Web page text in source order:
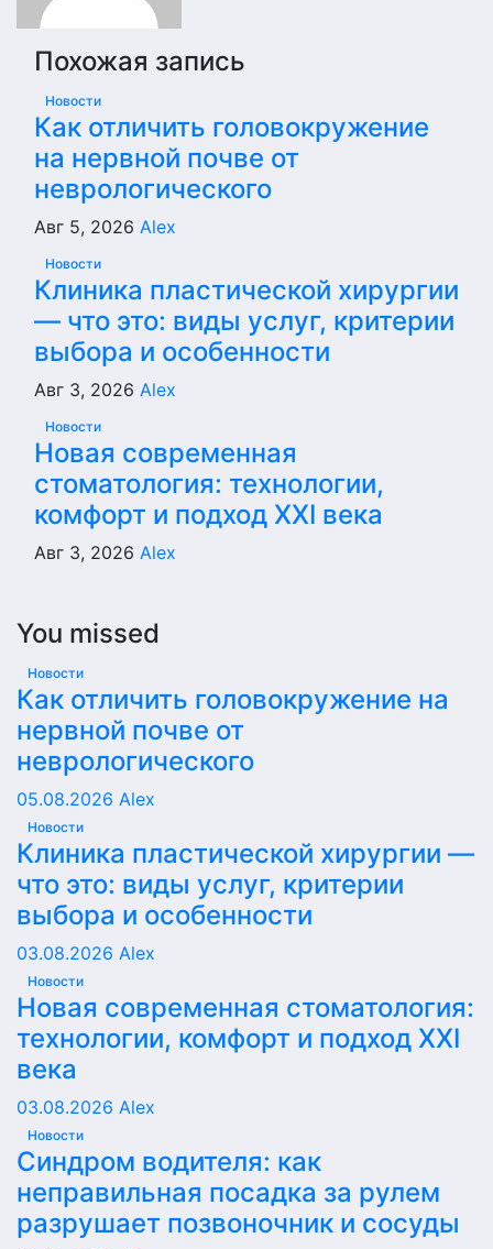
Похожая запись
Новости
Как отличить головокружение
на нервной почве от
неврологического
Авг 5, 2026 Alex
Новости
Клиника пластической хирургии
— что это: виды услуг, критерии
выбора и особенности
Авг 3, 2026 Alex
Новости
Новая современная
стоматология: технологии,
комфорт и подход XXI века
Авг 3, 2026 Alex
You missed
Новости
Как отличить головокружение на
нервной почве от
неврологического
05.08.2026 Alex
Новости
Клиника пластической хирургии —
что это: виды услуг, критерии
выбора и особенности
03.08.2026 Alex
Новости
Новая современная стоматология:
технологии, комфорт и подход XXI
века
03.08.2026 Alex
Новости
Синдром водителя: как
неправильная посадка за рулем
разрушает позвоночник и сосуды